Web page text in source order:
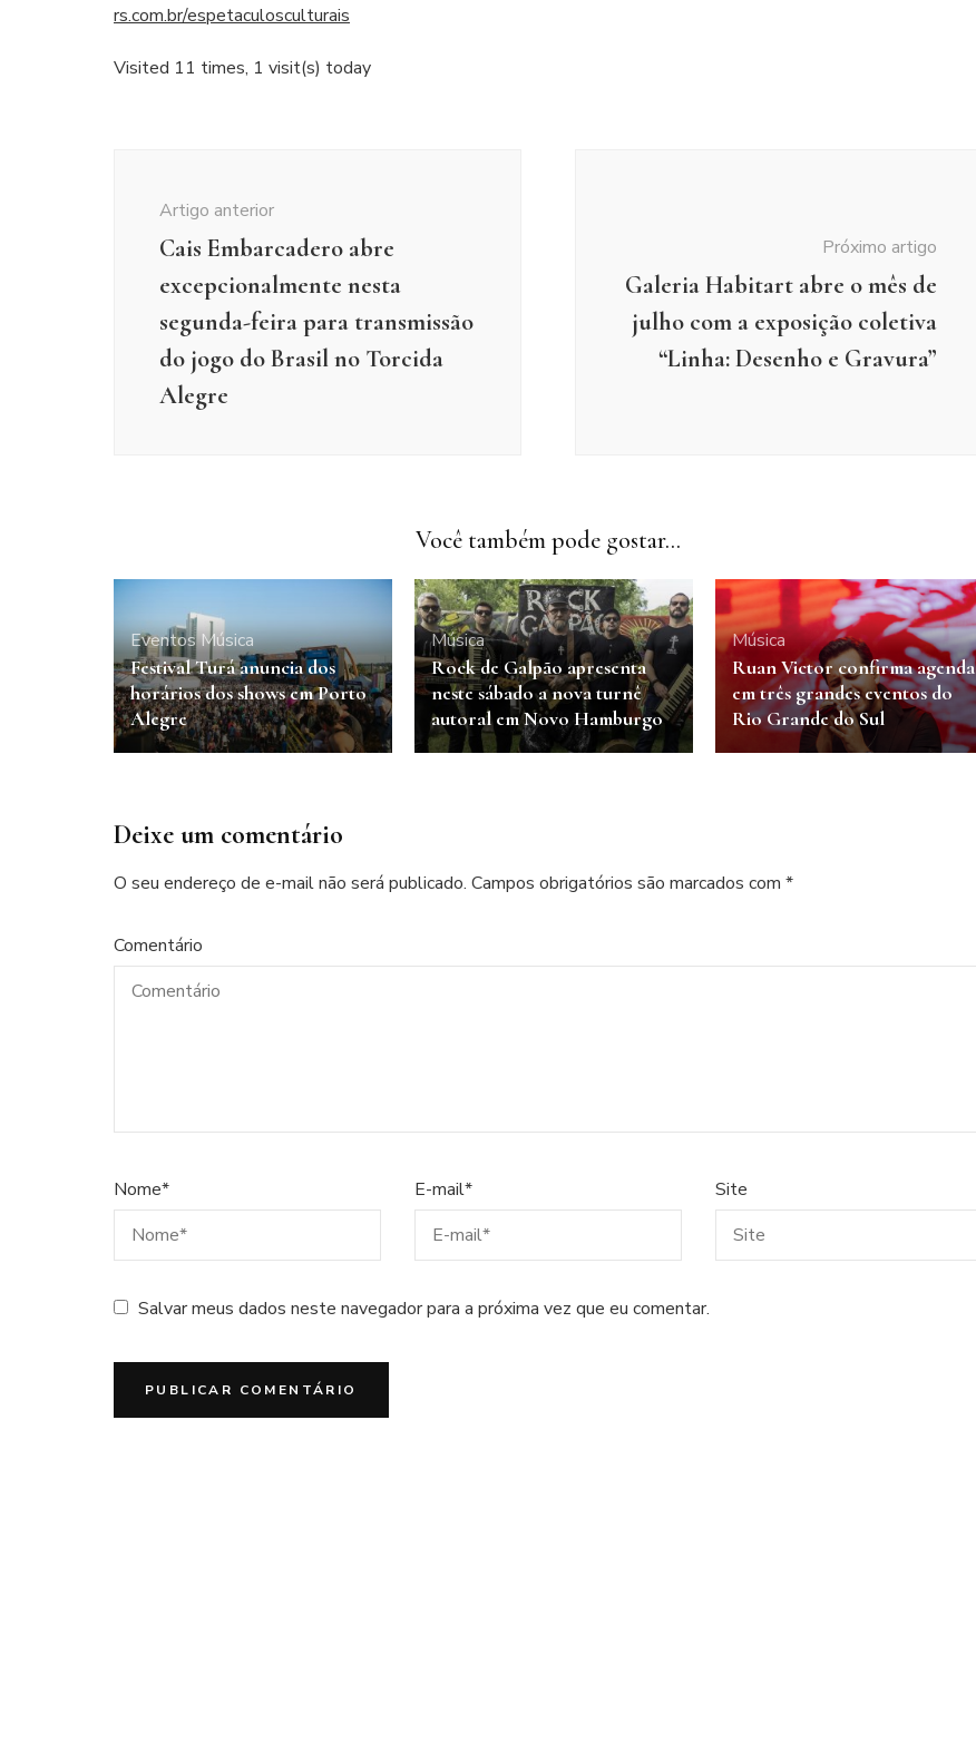
rs.com.br/espetaculosculturais
Visited 11 times, 1 visit(s) today
Artigo anterior
Cais Embarcadero abre
excepcionalmente nesta
segunda-feira para transmissão
do jogo do Brasil no Torcida
Alegre
Próximo artigo
Galeria Habitart abre o mês de
julho com a exposição coletiva
“Linha: Desenho e Gravura”
Você também pode gostar...
EventosMúsica
Festival Turá anuncia dos
horários dos shows em Porto
Alegre
Música
Rock de Galpão apresenta
neste sábado a nova turnê
autoral em Novo Hamburgo
Música
Ruan Victor confirma agenda
em três grandes eventos do
Rio Grande do Sul
Deixe um comentário
O seu endereço de e-mail não será publicado. Campos obrigatórios são marcados com *
Comentário
Nome* E-mail* Site
Salvar meus dados neste navegador para a próxima vez que eu comentar.